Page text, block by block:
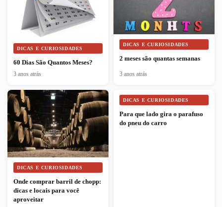
DICAS E CURIOSIDADES
60 Dias São Quantos Meses?
3 anos atrás
DICAS E CURIOSIDADES
2 meses são quantas semanas
3 anos atrás
DICAS E CURIOSIDADES
Onde comprar barril de chopp:
dicas e locais para você
aproveitar
DICAS E CURIOSIDADES
Para que lado gira o parafuso
do pneu do carro